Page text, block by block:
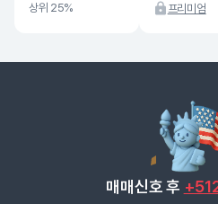
상위 25% 프리미엄
매매신호 후